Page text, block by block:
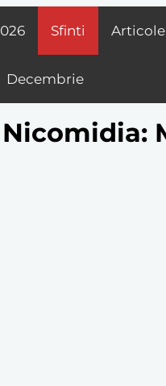
Sfinti Articole
Decembrie